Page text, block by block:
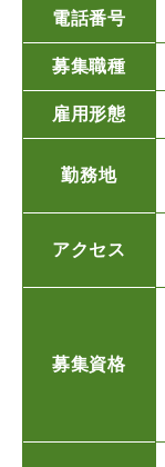
電話番号
募集職種
雇用形態
勤務地
アクセス
募集資格